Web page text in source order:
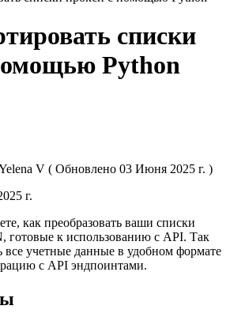
списки
Python
V ( Обновлено 03 Июня 2025 г. )
г.
как преобразовать ваши списки
готовые к использованию с API. Так
все учетные данные в удобном формате
с API эндпоинтами.